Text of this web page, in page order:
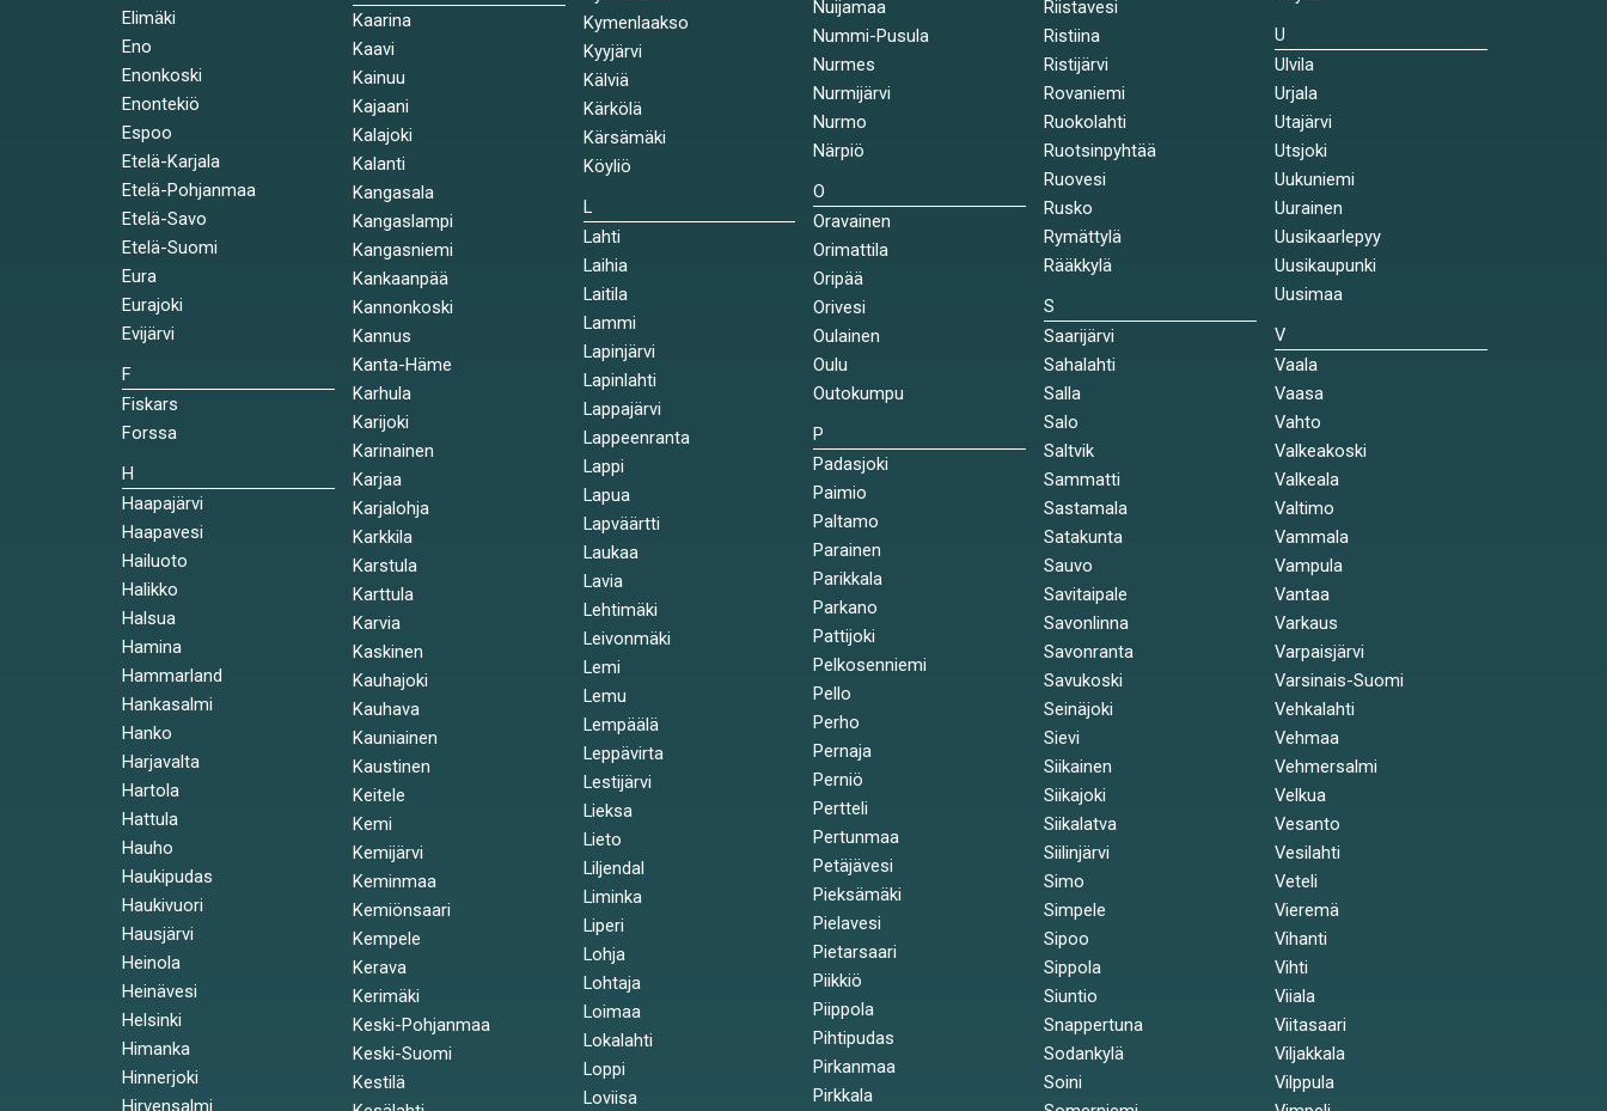
Elimäki
Eno
Enonkoski
Enontekiö
Espoo
Etelä-Karjala
Etelä-Pohjanmaa
Etelä-Savo
Etelä-Suomi
Eura
Eurajoki
Evijärvi
F
Fiskars
Forssa
H
Haapajärvi
Haapavesi
Hailuoto
Halikko
Halsua
Hamina
Hammarland
Hankasalmi
Hanko
Harjavalta
Hartola
Hattula
Hauho
Haukipudas
Haukivuori
Hausjärvi
Heinola
Heinävesi
Helsinki
Himanka
Hinnerjoki
Hirvensalmi
Kaarina
Kaavi
Kainuu
Kajaani
Kalajoki
Kalanti
Kangasala
Kangaslampi
Kangasniemi
Kankaanpää
Kannonkoski
Kannus
Kanta-Häme
Karhula
Karijoki
Karinainen
Karjaa
Karjalohja
Karkkila
Karstula
Karttula
Karvia
Kaskinen
Kauhajoki
Kauhava
Kauniainen
Kaustinen
Keitele
Kemi
Kemijärvi
Keminmaa
Kemiönsaari
Kempele
Kerava
Kerimäki
Keski-Pohjanmaa
Keski-Suomi
Kestilä
Kymenlaakso
Kyyjärvi
Kälviä
Kärkölä
Kärsämäki
Köyliö
L
Lahti
Laihia
Laitila
Lammi
Lapinjärvi
Lapinlahti
Lappajärvi
Lappeenranta
Lappi
Lapua
Lapväärtti
Laukaa
Lavia
Lehtimäki
Leivonmäki
Lemi
Lemu
Lempäälä
Leppävirta
Lestijärvi
Lieksa
Lieto
Liljendal
Liminka
Liperi
Lohja
Lohtaja
Loimaa
Lokalahti
Loppi
Loviisa
Nuijamaa
Nummi-Pusula
Nurmes
Nurmijärvi
Nurmo
Närpiö
O
Oravainen
Orimattila
Oripää
Orivesi
Oulainen
Oulu
Outokumpu
P
Padasjoki
Paimio
Paltamo
Parainen
Parikkala
Parkano
Pattijoki
Pelkosenniemi
Pello
Perho
Pernaja
Perniö
Pertteli
Pertunmaa
Petäjävesi
Pieksämäki
Pielavesi
Pietarsaari
Piikkiö
Piippola
Pihtipudas
Pirkanmaa
Pirkkala
Riistavesi
Ristiina
Ristijärvi
Rovaniemi
Ruokolahti
Ruotsinpyhtää
Ruovesi
Rusko
Rymättylä
Rääkkylä
S
Saarijärvi
Sahalahti
Salla
Salo
Saltvik
Sammatti
Sastamala
Satakunta
Sauvo
Savitaipale
Savonlinna
Savonranta
Savukoski
Seinäjoki
Sievi
Siikainen
Siikajoki
Siikalatva
Siilinjärvi
Simo
Simpele
Sipoo
Sippola
Siuntio
Snappertuna
Sodankylä
Soini
U
Ulvila
Urjala
Utajärvi
Utsjoki
Uukuniemi
Uurainen
Uusikaarlepyy
Uusikaupunki
Uusimaa
V
Vaala
Vaasa
Vahto
Valkeakoski
Valkeala
Valtimo
Vammala
Vampula
Vantaa
Varkaus
Varpaisjärvi
Varsinais-Suomi
Vehkalahti
Vehmaa
Vehmersalmi
Velkua
Vesanto
Vesilahti
Veteli
Vieremä
Vihanti
Vihti
Viiala
Viitasaari
Viljakkala
Vilppula